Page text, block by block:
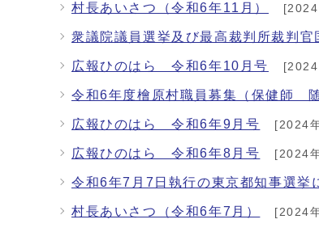
村長あいさつ（令和6年11月）
衆議院議員選挙及び最高裁判所裁判
広報ひのはら 令和6年10月号
令和6年度檜原村職員募集（保健師 随
広報ひのはら 令和6年9月号 [2024
広報ひのはら 令和6年8月号 [2024
令和6年7月7日執行の東京都知事選挙
村長あいさつ（令和6年7月） [2024